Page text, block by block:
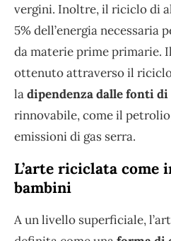
vergini. Inoltre, il riciclo di
5% dell’energia necessaria
da materie prime primarie.
ottenuto attraverso il
ladipendenza dalle fonti di
rinnovabile, come il
emissioni di gas serra.
L’arte riciclata come
bambini
A un livello superficiale,